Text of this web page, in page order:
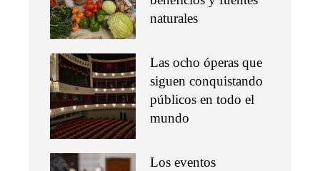
naturales
Las ocho óperas que
siguen conquistando
públicos en todo el
mundo
Los eventos